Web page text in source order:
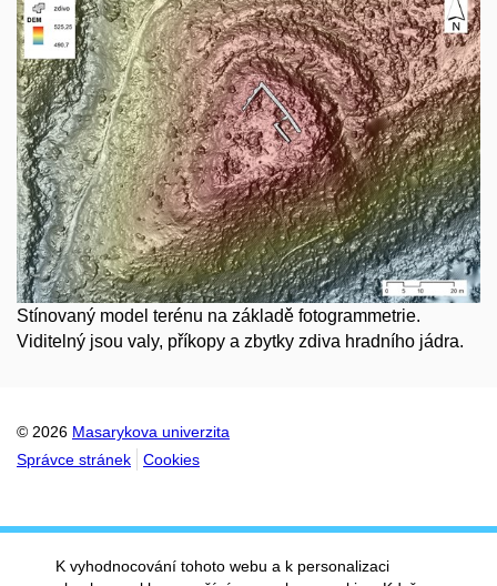
Stínovaný model terénu na základě fotogrammetrie.
Viditelný jsou valy, příkopy a zbytky zdiva hradního jádra.
© 2026 Masarykova univerzita
Správce stránek
Cookies
K vyhodnocování tohoto webu a k personalizaci